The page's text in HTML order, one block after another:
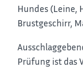
Hundes (Leine,
Brustgeschirr,
Prüfung ist das